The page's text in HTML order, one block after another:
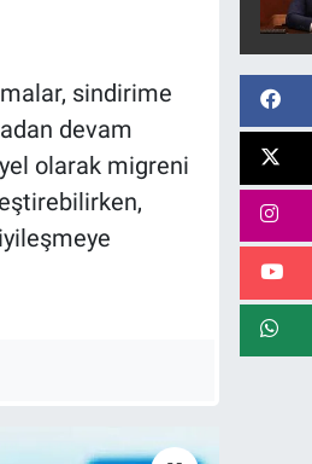
sindirime
devam
olarak migreni